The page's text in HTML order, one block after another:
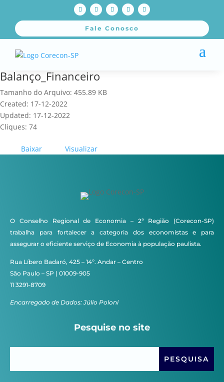
Fale Conosco
Balanço_Financeiro
Tamanho do Arquivo: 455.89 KB
Created: 17-12-2022
Updated: 17-12-2022
Cliques: 74
Baixar Visualizar
O Conselho Regional de Economia – 2ª Região (Corecon-SP)
trabalha para fortalecer a categoria dos economistas e para
assegurar o eficiente serviço de Economia à população paulista.
Rua Líbero Badaró, 425 – 14º. Andar – Centro
São Paulo – SP | 01009-905
11 3291-8709
Encarregado de Dados: Júlio Poloni
Pesquise no site